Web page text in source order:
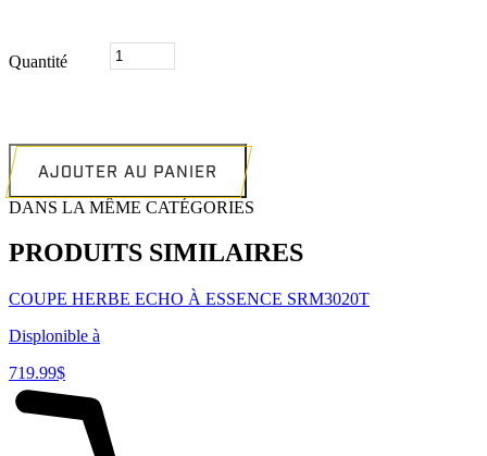
Quantité
quantité
de
ECHO
AJOUTER AU PANIER
DANS LA MÊME CATÉGORIES
PRODUITS SIMILAIRES
COUPE HERBE ECHO À ESSENCE SRM3020T
Displonible à
719.99$